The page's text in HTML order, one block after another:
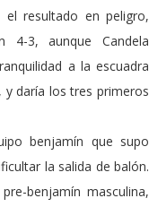
resultado en peligro,
4-3, aunque Candela
a la escuadra
y daría los tres primeros
benjamín que supo
la salida de balón.
benjamín masculina,